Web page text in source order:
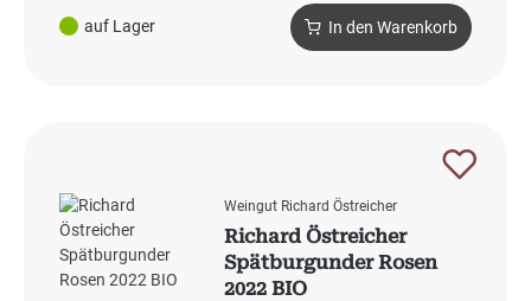
auf Lager In den Warenkorb
Weingut Richard Östreicher
Richard Östreicher
Spätburgunder Rosen
2022 BIO